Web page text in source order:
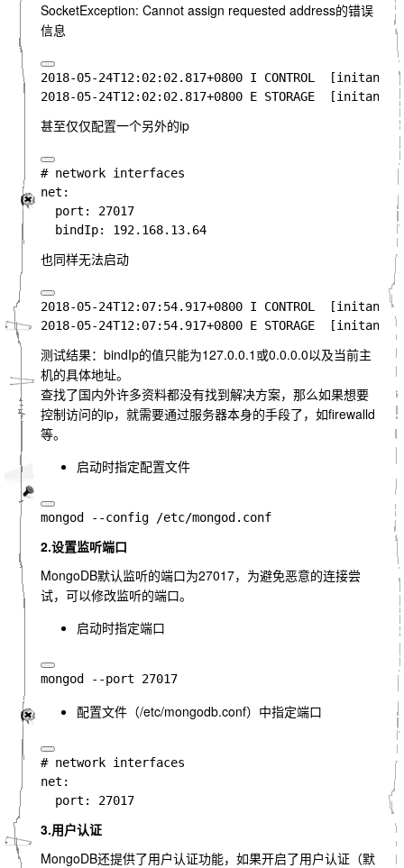
SocketException: Cannot assign requested address的错误
信息
2018-05-24T12:02:02.817+0800 I CONTROL
2018-05-24T12:02:02.817+0800 E STORAGE
甚至仅仅配置一个另外的ip
net :
port : 27017
bindIp
也同样无法启动
2018-05-24T12:07:54.917+0800 I CONTROL
2018-05-24T12:07:54.917+0800 E STORAGE
测试结果：bindIp的值只能为127.0.0.1或0.0.0.0以及当前主
机的具体地址。
查找了国内外许多资料都没有找到解决方案，那么如果想要
控制访问的ip，就需要通过服务器本身的手段了，如firewalld
等。
启动时指定配置文件
2.设置监听端口
MongoDB默认监听的端口为27017，为避免恶意的连接尝
试，可以修改监听的端口。
启动时指定端口
配置文件（/etc/mongodb.conf）中指定端口
# network interfaces
net:
3.用户认证
MongoDB还提供了用户认证功能，如果开启了用户认证（默